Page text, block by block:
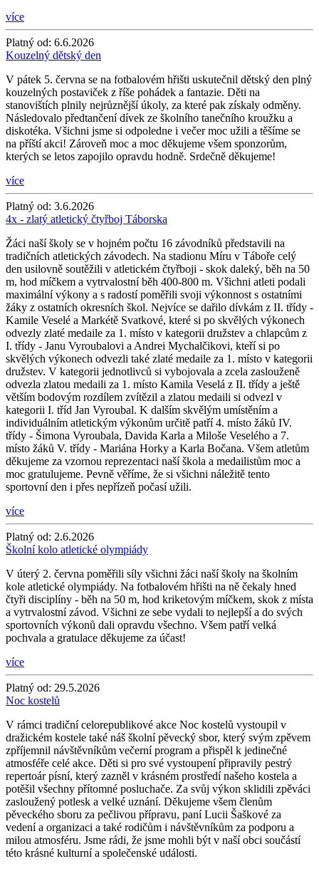
více
Platný od: 6.6.2026
Kouzelný dětský den
V pátek 5. června se na fotbalovém hřišti uskutečnil dětský den plný
kouzelných postaviček z říše pohádek a fantazie. Děti na
stanovištích plnily nejrůznější úkoly, za které pak získaly odměny.
Následovalo předtančení dívek ze školního tanečního kroužku a
diskotéka. Všichni jsme si odpoledne i večer moc užili a těšíme se
na příští akci! Zároveň moc a moc děkujeme všem sponzorům,
kterých se letos zapojilo opravdu hodně. Srdečně děkujeme!
více
Platný od: 3.6.2026
4x - zlatý atletický čtyřboj Táborska
Žáci naší školy se v hojném počtu 16 závodníků představili na
tradičních atletických závodech. Na stadionu Míru v Táboře celý
den usilovně soutěžili v atletickém čtyřboji - skok daleký, běh na 50
m, hod míčkem a vytrvalostní běh 400-800 m. Všichni atleti podali
maximální výkony a s radostí poměřili svoji výkonnost s ostatními
žáky z ostatních okresních škol. Nejvíce se dařilo dívkám z II. třídy -
Kamile Veselé a Markétě Svatkové, které si po skvělých výkonech
odvezly zlaté medaile za 1. místo v kategorii družstev a chlapcům z
I. třídy - Janu Vyroubalovi a Andrei Mychalčikovi, kteří si po
skvělých výkonech odvezli také zlaté medaile za 1. místo v kategorii
družstev. V kategorii jednotlivců si vybojovala a zcela zaslouženě
odvezla zlatou medaili za 1. místo Kamila Veselá z II. třídy a ještě
větším bodovým rozdílem zvítězil a zlatou medaili si odvezl v
kategorii I. tříd Jan Vyroubal. K dalším skvělým umístěním a
individuálním atletickým výkonům určitě patří 4. místo žáků IV.
třídy - Šimona Vyroubala, Davida Karla a Miloše Veselého a 7.
místo žáků V. třídy - Mariána Horky a Karla Bočana. Všem atletům
děkujeme za vzornou reprezentaci naší škola a medailistům moc a
moc gratulujeme. Pevně věříme, že si všichni náležitě tento
sportovní den i přes nepřízeň počasí užili.
více
Platný od: 2.6.2026
Školní kolo atletické olympiády
V úterý 2. června poměřili síly všichni žáci naší školy na školním
kole atletické olympiády. Na fotbalovém hřišti na ně čekaly hned
čtyři disciplíny - běh na 50 m, hod kriketovým míčkem, skok z místa
a vytrvalostní závod. Všichni ze sebe vydali to nejlepší a do svých
sportovních výkonů dali opravdu všechno. Všem patří velká
pochvala a gratulace děkujeme za účast!
více
Platný od: 29.5.2026
Noc kostelů
V rámci tradiční celorepublikové akce Noc kostelů vystoupil v
dražickém kostele také náš školní pěvecký sbor, který svým zpěvem
zpříjemnil návštěvníkům večerní program a přispěl k jedinečné
atmosféře celé akce. Děti si pro své vystoupení připravily pestrý
repertoár písní, který zazněl v krásném prostředí našeho kostela a
potěšil všechny přítomné posluchače. Za svůj výkon sklidili zpěváci
zasloužený potlesk a velké uznání. Děkujeme všem členům
pěveckého sboru za pečlivou přípravu, paní Lucii Šaškové za
vedení a organizaci a také rodičům i návštěvníkům za podporu a
milou atmosféru. Jsme rádi, že jsme mohli být v naší obci součástí
této krásné kulturní a společenské události.